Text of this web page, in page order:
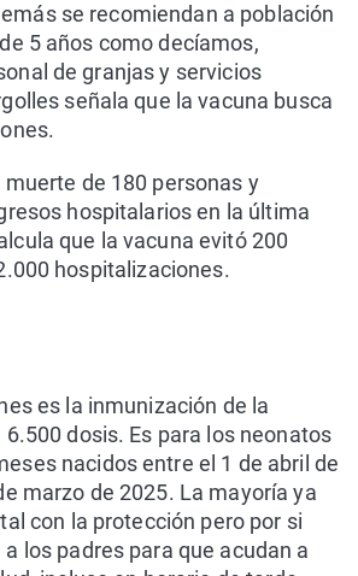
se recomiendan a población
5 años como decíamos,
de granjas y servicios
señala que la vacuna busca
de 180 personas y
hospitalarios en la última
que la vacuna evitó 200
hospitalizaciones.
es la inmunización de la
dosis. Es para los neonatos
nacidos entre el 1 de abril de
marzo de 2025. La mayoría ya
con la protección pero por si
los padres para que acudan a